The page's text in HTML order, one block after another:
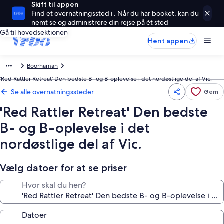
Skift til appen
Find et overnatningssted i . Når du har booket, kan du
nemt se og administrere din rejse på ét sted
Gå til hovedsektionen
Hent appen
Boorhaman
'Red Rattler Retreat' Den bedste B- og B-oplevelse i det nordøstlige del af Vic.
Se alle overnatningssteder Gem
'Red Rattler Retreat' Den bedste
B- og B-oplevelse i det
nordøstlige del af Vic.
Vælg datoer for at se priser
Hvor skal du hen?
Datoer